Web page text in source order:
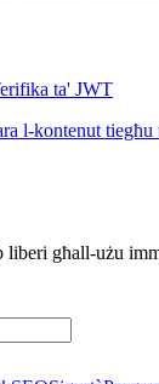
ta' JWT
l-kontenut
liberi għall-użu